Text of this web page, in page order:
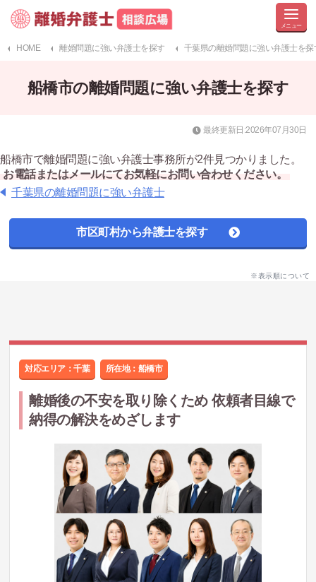
HOME 離婚問題に強い弁護士を探す 千葉県の離婚問題に強い弁護士を探
船橋市の離婚問題に強い弁護士を探す
最終更新日:2026年07月30日
船橋市で離婚問題に強い弁護士事務所が2件見つかりました。
お電話またはメールにてお気軽にお問い合わせください。
千葉県の離婚問題に強い弁護士
市区町村から弁護士を探す
※表示順について
対応エリア：千葉 所在地： 船橋市
離婚後の不安を取り除くため 依頼者目線で
納得の解決をめざします